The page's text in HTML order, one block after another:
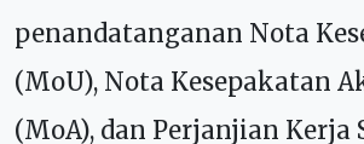
penandatanganan Nota
(MoU), Nota Kesepakatan
(MoA), dan Perjanjian Kerja